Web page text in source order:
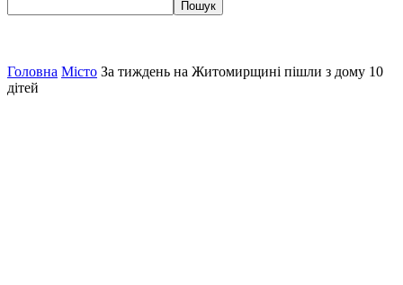
Головна Місто За тиждень на Житомирщині пішли з дому 10
дітей